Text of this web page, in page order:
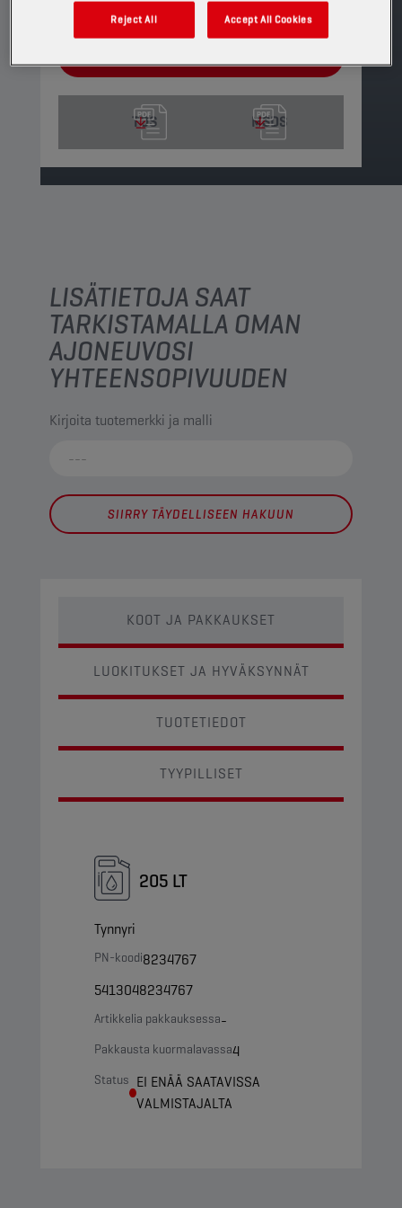
Katso saatavilla olevat koot ja pakkaukset
TDS MSDS
LISÄTIETOJA SAAT
TARKISTAMALLA OMAN
AJONEUVOSI
YHTEENSOPIVUUDEN
Kirjoita tuotemerkki ja malli
SIIRRY TÄYDELLISEEN HAKUUN
KOOT JA PAKKAUKSET
LUOKITUKSET JA HYVÄKSYNNÄT
TUOTETIEDOT
TYYPILLISET
205 LT
Tynnyri
PN-koodi8234767
5413048234767
Artikkelia pakkauksessa-
Pakkausta kuormalavassa4
Status EI ENÄÄ SAATAVISSA
VALMISTAJALTA
Reject All Accept All Cookies